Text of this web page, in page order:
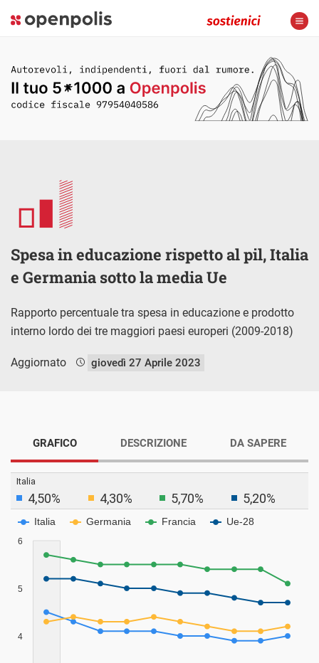
Spesa in educazione rispetto al pil, Italia
e Germania sotto la media Ue
Rapporto percentuale tra spesa in educazione e prodotto
interno lordo dei tre maggiori paesi europeri (2009-2018)
Aggiornato giovedì 27 Aprile 2023
GRAFICO DESCRIZIONE DA SAPERE